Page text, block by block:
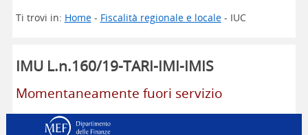
Ti trovi in: Home- Fiscalità regionale e locale- IUC
IMU L.n.160/19-TARI-IMI-IMIS
Momentaneamente fuori servizio